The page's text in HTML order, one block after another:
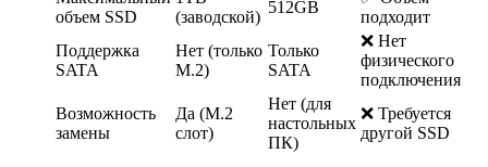
объем SSD
(заводской)
512GB
подходит
Поддержка
SATA
Нет (только
M.2)
Только
SATA
❌ Нет
физического
подключения
Возможность
замены
Да (M.2
слот)
Нет (для
настольных
ПК)
❌ Требуется
другой SSD